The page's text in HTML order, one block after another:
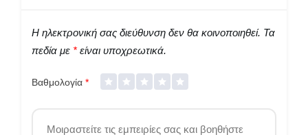
Η ηλεκτρονική σας διεύθυνση δεν θα κοινοποιηθεί. Τα
πεδία με * είναι υποχρεωτικά.
Βαθμολογία *